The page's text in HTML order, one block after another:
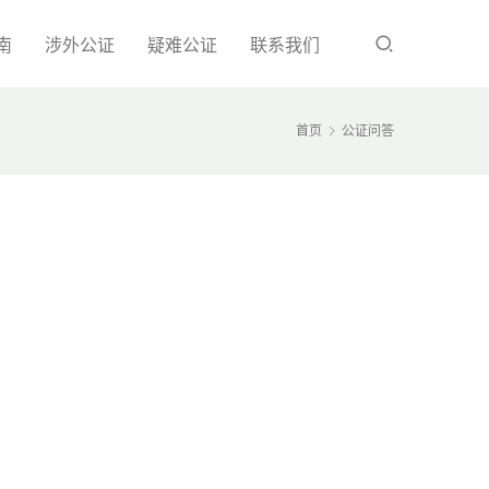
涉外公证 疑难公证 联系我们
首页 公证问答